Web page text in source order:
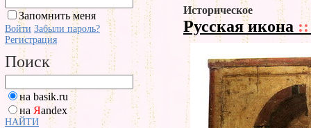
Запомнить меня
Войти Забыли пароль?
Регистрация
Поиск
на basik.ru
на Яandex
НАЙТИ
Историческое
Русская икона ::